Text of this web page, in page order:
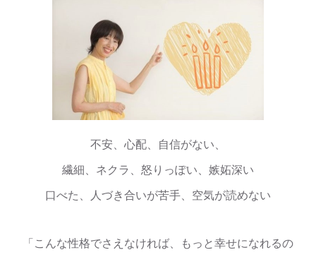
不安、心配、自信がない、
繊細、ネクラ、怒りっぽい、嫉妬深い
口べた、人づき合いが苦手、空気が読めない
「こんな性格でさえなければ、もっと幸せになれるの